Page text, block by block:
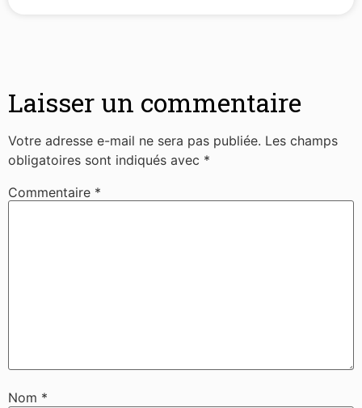
Laisser un commentaire
Votre adresse e-mail ne sera pas publiée. Les champs
obligatoires sont indiqués avec *
Commentaire *
Nom *